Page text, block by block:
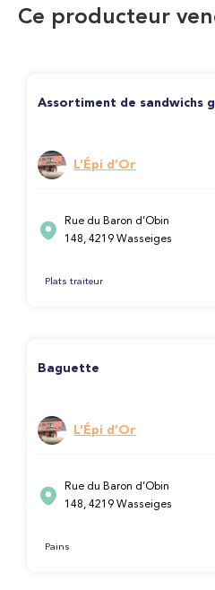
Ce producteur
Assortiment de sandwichs
L’Épi d’Or
Rue du Baron d’Obin
148, 4219 Wasseiges
Plats traiteur
Baguette
L’Épi d’Or
Rue du Baron d’Obin
148, 4219 Wasseiges
Pains